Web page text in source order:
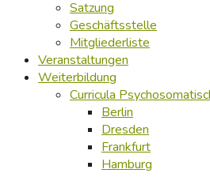
Satzung
Geschäftsstelle
Mitgliederliste
Veranstaltungen
Weiterbildung
Curricula
Berlin
Dresden
Frankfurt
Hamburg